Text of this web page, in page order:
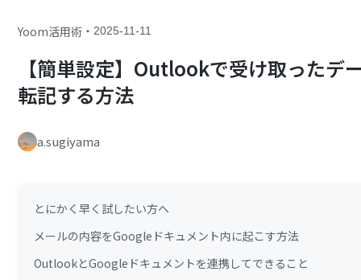
Yoom活用術 ・2025-11-11
【簡単設定】Outlookで受け取った
転記する方法
a.sugiyama
とにかく早く試したい方へ
メールの内容をGoogleドキュメント内に起こす方法
OutlookとGoogleドキュメントを連携してできること